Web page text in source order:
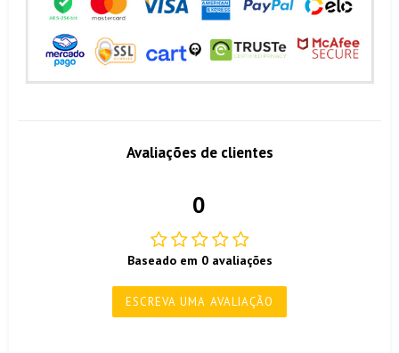
Avaliações de clientes
0
Baseado em 0 avaliações
ESCREVA UMA AVALIAÇÃO